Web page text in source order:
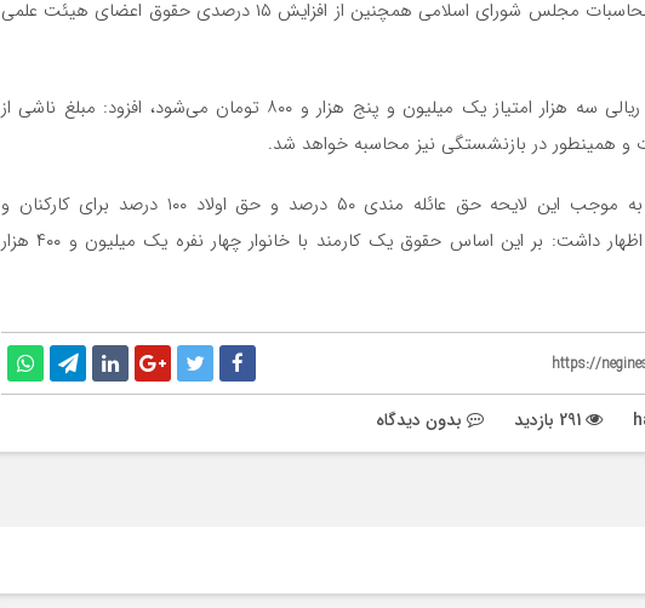
عضو کمیسیون برنامه، بودجه و محاسبات مجلس شورای اسلامی همچنین از افزایش ۱۵ درصدی حقوق اعضای هیئت علمی
وی در ادامه با بیان اینکه معادل ریالی سه هزار امتیاز یک میلیون و پنج هزار و ۸۰۰ تومان می‌شود، افزود: مبلغ ناشی از
و همینطور در بازنشستگی نیز محاسبه خواهد شد.
میرتاج الدینی با اشاره به اینکه به موجب این لایحه حق عائله مندی ۵۰ درصد و حق اولاد ۱۰۰ درصد برای کارکنان و
بازنشستگان افزایش یافته است، اظهار داشت: بر این اساس حقوق یک کارمند با خانوار چهار نفره یک میلیون و ۴۰۰ هزار
https://
بدون دیدگاه